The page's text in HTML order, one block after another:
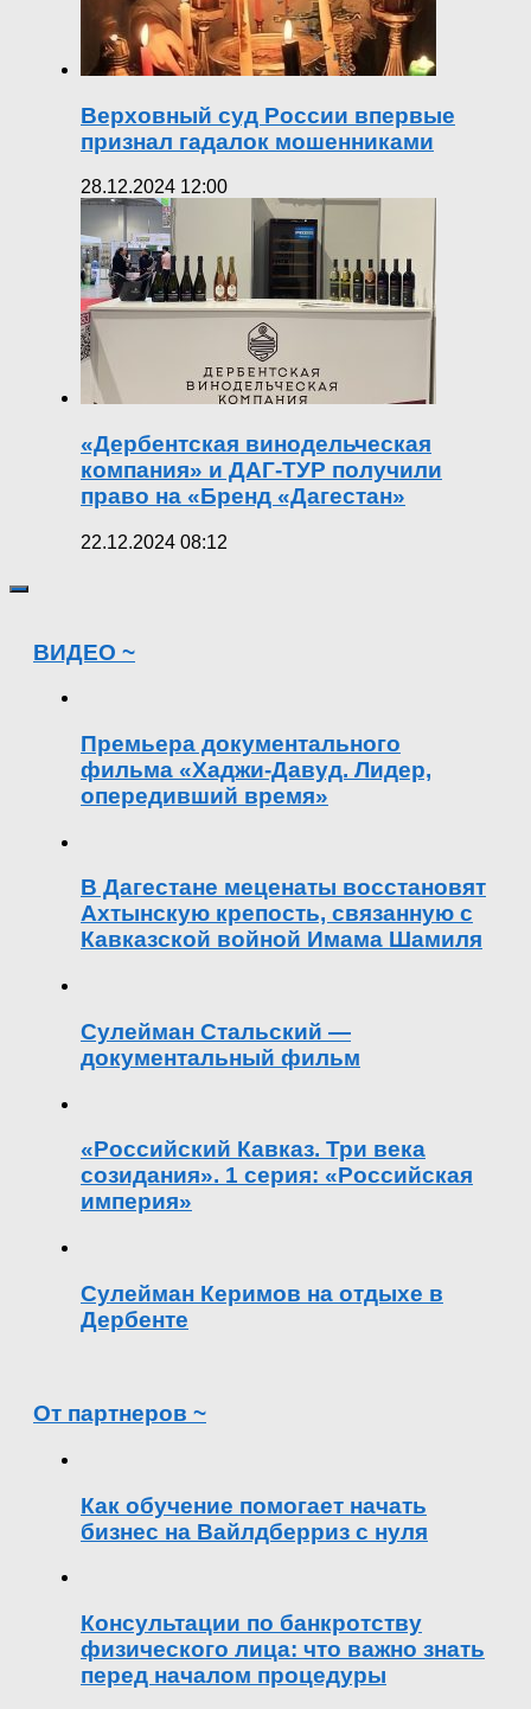
Верховный суд России впервые
признал гадалок мошенниками
28.12.2024 12:00
«Дербентская винодельческая
компания» и ДАГ-ТУР получили
право на «Бренд «Дагестан»
22.12.2024 08:12
ВИДЕО ~
Премьера документального
фильма «Хаджи-Давуд. Лидер,
опередивший время»
В Дагестане меценаты восстановят
Ахтынскую крепость, связанную с
Кавказской войной Имама Шамиля
Сулейман Стальский —
документальный фильм
«Российский Кавказ. Три века
созидания». 1 серия: «Российская
империя»
Сулейман Керимов на отдыхе в
Дербенте
От партнеров ~
Как обучение помогает начать
бизнес на Вайлдберриз с нуля
Консультации по банкротству
физического лица: что важно знать
перед началом процедуры